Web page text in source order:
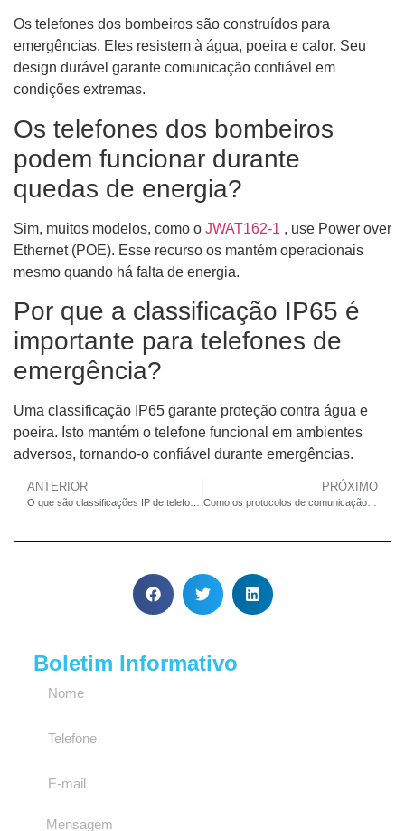
Os telefones dos bombeiros são construídos para
emergências. Eles resistem à água, poeira e calor. Seu
design durável garante comunicação confiável em
condições extremas.
Os telefones dos bombeiros
podem funcionar durante
quedas de energia?
Sim, muitos modelos, como o JWAT162-1 , use Power over
Ethernet (POE). Esse recurso os mantém operacionais
mesmo quando há falta de energia.
Por que a classificação IP65 é
importante para telefones de
emergência?
Uma classificação IP65 garante proteção contra água e
poeira. Isto mantém o telefone funcional em ambientes
adversos, tornando-o confiável durante emergências.
ANTERIOR PRÓXIMO
Como os protocolos de comunicação industrial suportam a troca de dados em tempo real
Boletim Informativo